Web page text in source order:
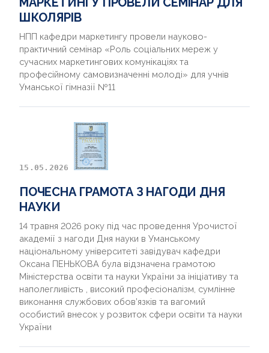
ШКОЛЯРІВ
НПП кафедри маркетингу провели науково-
практичний семінар «Роль соціальних мереж у
сучасних маркетингових комунікаціях та
професійному самовизначенні молоді» для учнів
Уманської гімназії №11
15.05.2026
ПОЧЕСНА ГРАМОТА З НАГОДИ ДНЯ
НАУКИ
14 травня 2026 року під час проведення Урочистої
академії з нагоди Дня науки в Уманському
національному університеті завідувач кафедри
Оксана ПЕНЬКОВА була відзначена грамотою
Міністерства освіти та науки України за ініціативу та
наполегливість , високий професіоналізм, сумлінне
виконання службових обов’язків та вагомий
особистий внесок у розвиток сфери освіти та науки
України